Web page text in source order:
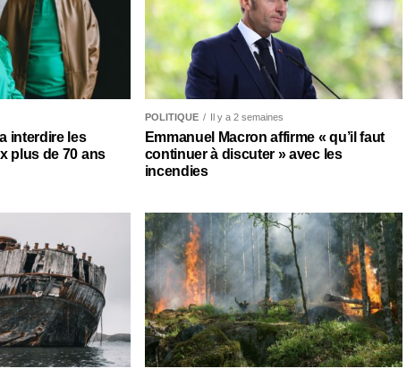
interdire les
plus de 70 ans
POLITIQUE Il y a 2 semaines
Emmanuel Macron affirme « qu’il faut
continuer à discuter » avec les
incendies